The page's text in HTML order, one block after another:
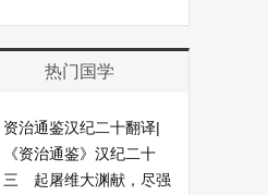
热门国学
资治通鉴汉纪二十翻译|
《资治通鉴》汉纪二十
三 起屠维大渊献，尽强